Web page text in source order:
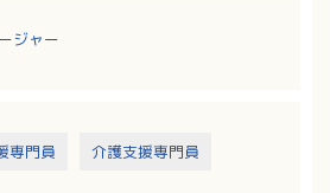
ジメント業務及び認定調査
ジャー
専門員 介護支援専門員